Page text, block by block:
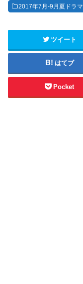
2017年7月-9月夏ドラマ
ツイート
はてブ
Pocket